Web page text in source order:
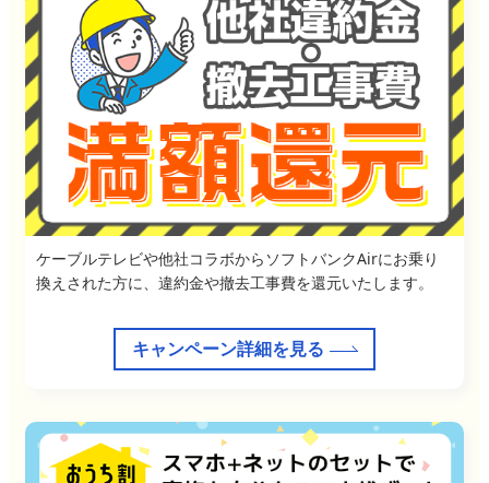
ケーブルテレビや他社コラボからソフトバンクAirにお乗り
換えされた方に、違約金や撤去工事費を還元いたします。
キャンペーン詳細を見る